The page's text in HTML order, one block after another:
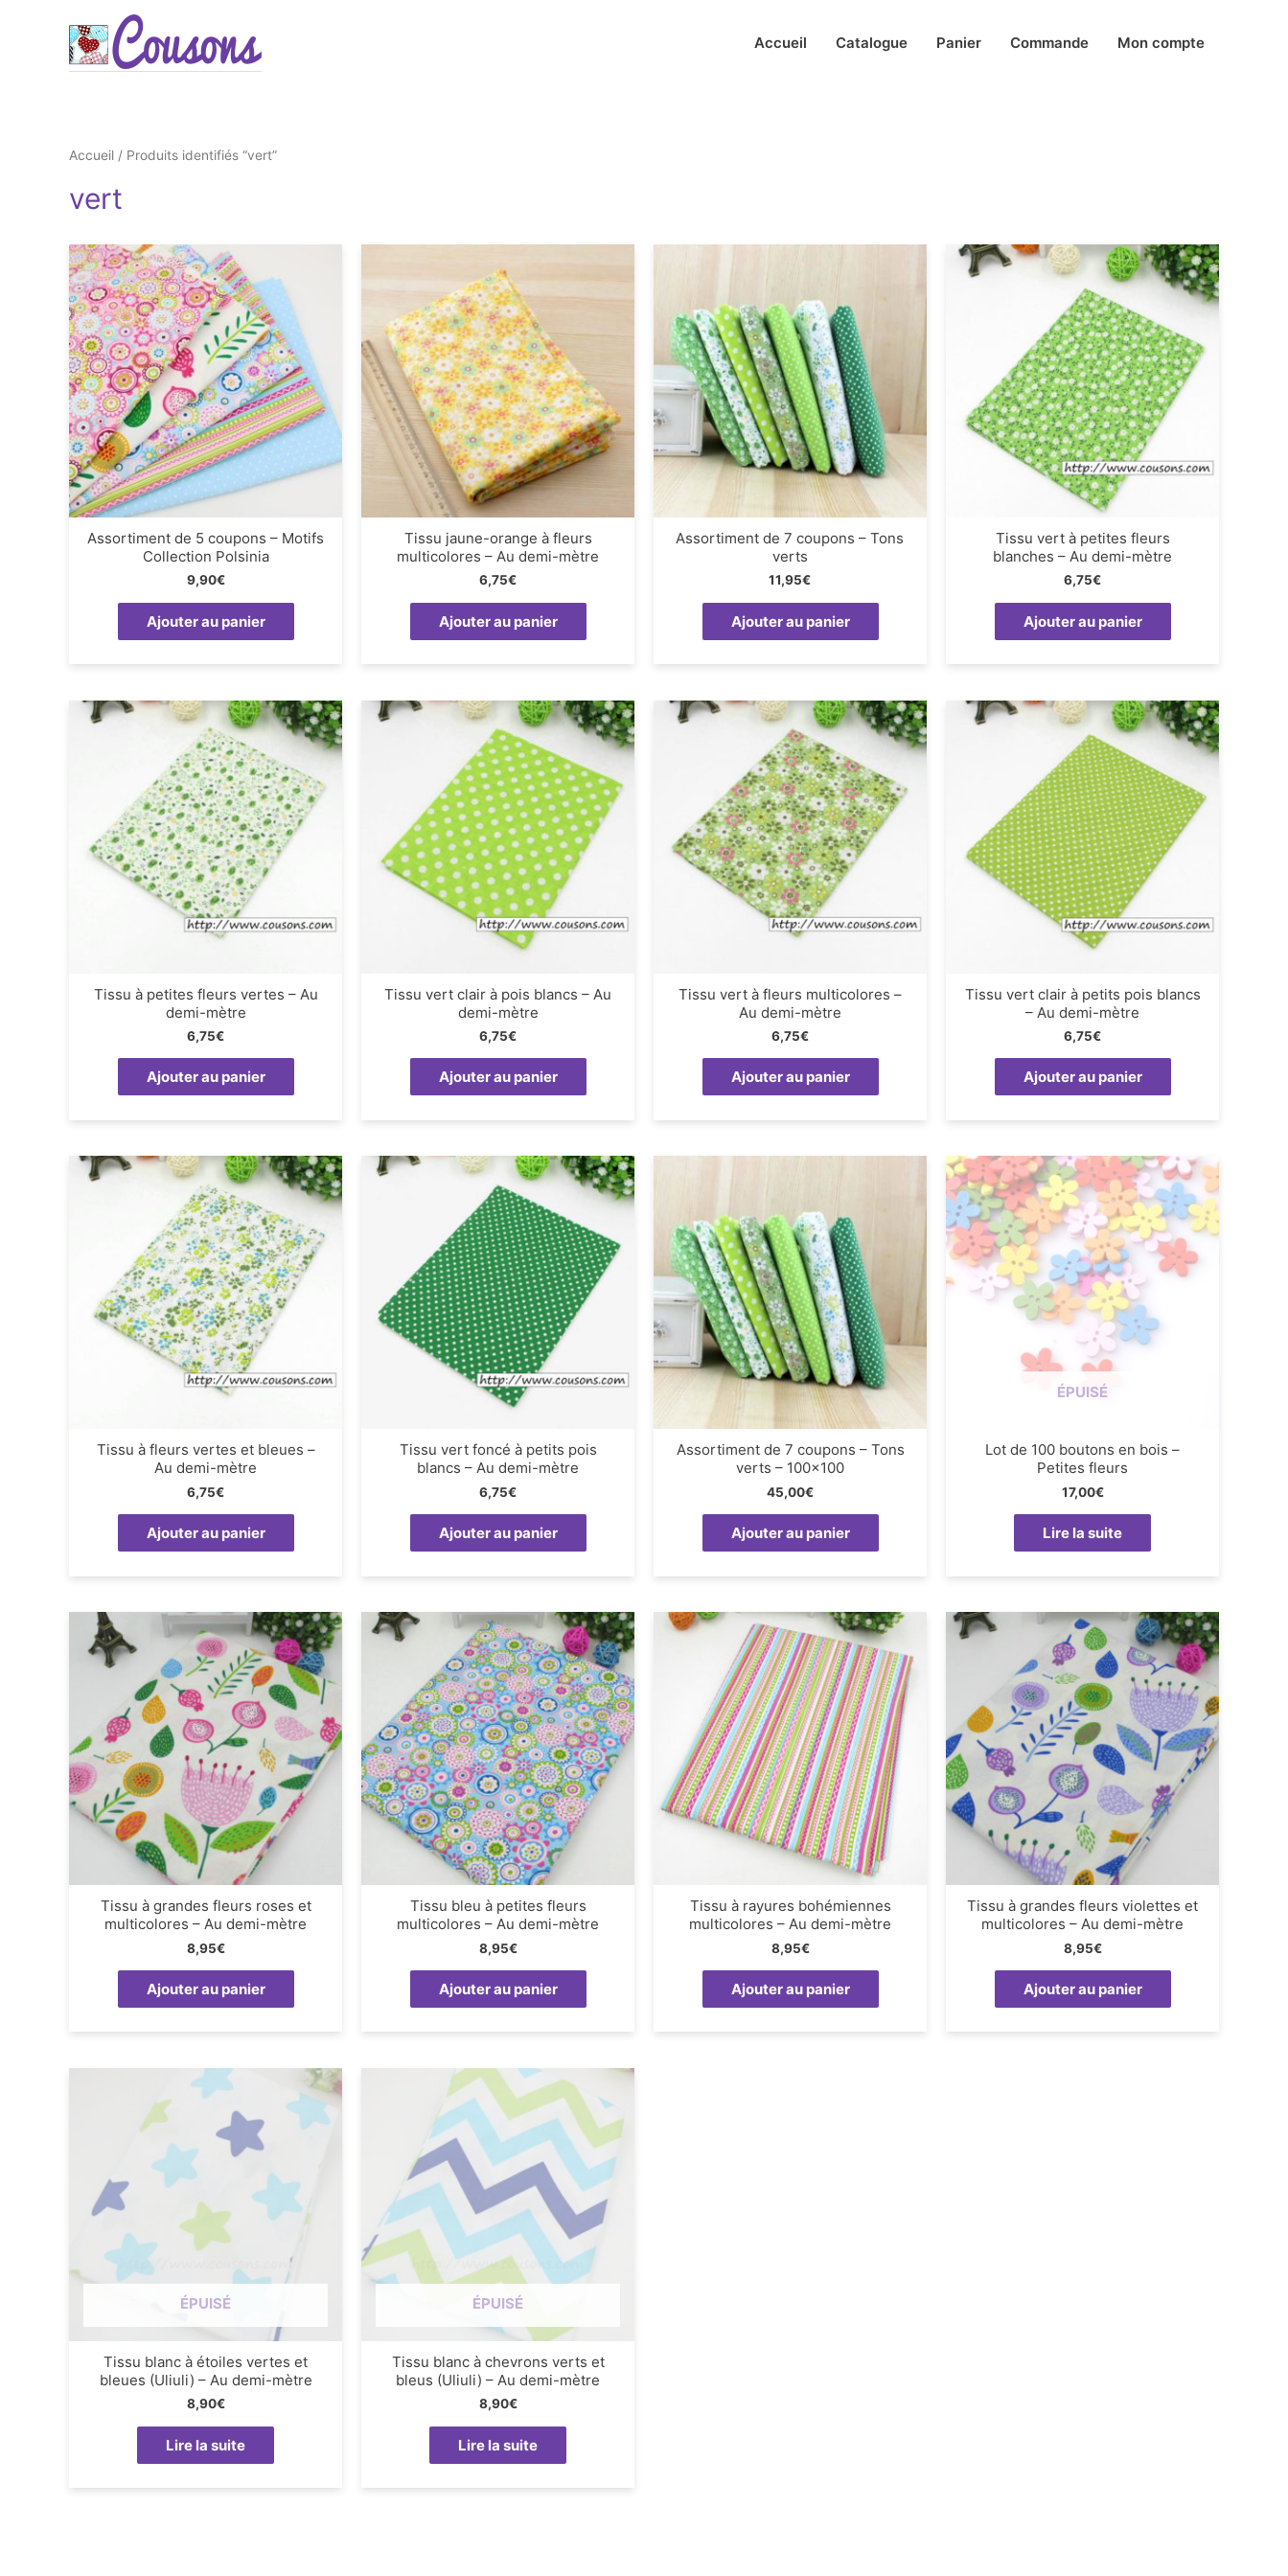
Accueil Catalogue Panier Commande Mon compte
Accueil / Produits identifiés “vert”
vert
Assortiment de 5 coupons – Motifs
Collection Polsinia
9,90€
Ajouter au panier
Tissu jaune-orange à fleurs
multicolores – Au demi-mètre
6,75€
Ajouter au panier
Assortiment de 7 coupons – Tons
verts
11,95€
Ajouter au panier
Tissu vert à petites fleurs
blanches – Au demi-mètre
6,75€
Ajouter au panier
Tissu à petites fleurs vertes – Au
demi-mètre
6,75€
Ajouter au panier
Tissu vert clair à pois blancs – Au
demi-mètre
6,75€
Ajouter au panier
Tissu vert à fleurs multicolores –
Au demi-mètre
6,75€
Ajouter au panier
Tissu vert clair à petits pois blancs
– Au demi-mètre
6,75€
Ajouter au panier
Tissu à fleurs vertes et bleues –
Au demi-mètre
6,75€
Ajouter au panier
Tissu vert foncé à petits pois
blancs – Au demi-mètre
6,75€
Ajouter au panier
Assortiment de 7 coupons – Tons
verts – 100×100
45,00€
Ajouter au panier
ÉPUISÉ
Lot de 100 boutons en bois –
Petites fleurs
17,00€
Lire la suite
Tissu à grandes fleurs roses et
multicolores – Au demi-mètre
8,95€
Ajouter au panier
Tissu bleu à petites fleurs
multicolores – Au demi-mètre
8,95€
Ajouter au panier
Tissu à rayures bohémiennes
multicolores – Au demi-mètre
8,95€
Ajouter au panier
Tissu à grandes fleurs violettes et
multicolores – Au demi-mètre
8,95€
Ajouter au panier
ÉPUISÉ
Tissu blanc à étoiles vertes et
bleues (Uliuli) – Au demi-mètre
8,90€
Lire la suite
ÉPUISÉ
Tissu blanc à chevrons verts et
bleus (Uliuli) – Au demi-mètre
8,90€
Lire la suite